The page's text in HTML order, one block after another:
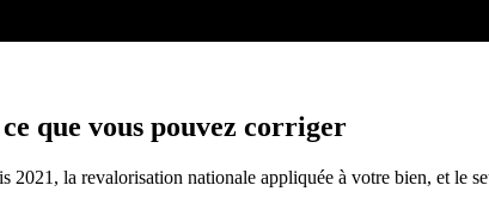
que vous pouvez corriger
la revalorisation nationale appliquée à votre bien, et le